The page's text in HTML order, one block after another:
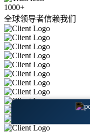
1000+
全球领导者信赖我们